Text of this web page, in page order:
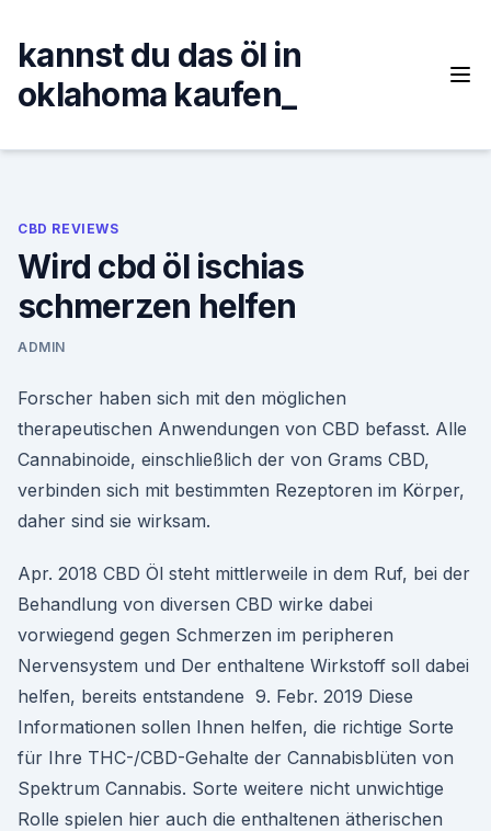
content
kannst du das öl in
oklahoma kaufen_
CBD REVIEWS
Wird cbd öl ischias
schmerzen helfen
ADMIN
Forscher haben sich mit den möglichen
therapeutischen Anwendungen von CBD befasst. Alle
Cannabinoide, einschließlich der von Grams CBD,
verbinden sich mit bestimmten Rezeptoren im Körper,
daher sind sie wirksam.
Apr. 2018 CBD Öl steht mittlerweile in dem Ruf, bei der
Behandlung von diversen CBD wirke dabei
vorwiegend gegen Schmerzen im peripheren
Nervensystem und Der enthaltene Wirkstoff soll dabei
helfen, bereits entstandene 9. Febr. 2019 Diese
Informationen sollen Ihnen helfen, die richtige Sorte
für Ihre THC-/CBD-Gehalte der Cannabisblüten von
Spektrum Cannabis. Sorte weitere nicht unwichtige
Rolle spielen hier auch die enthaltenen ätherischen